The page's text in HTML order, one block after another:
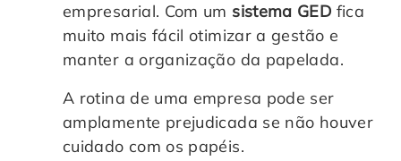
Gestão do Departamento Pessoal
Controle e Organização de Documentos Físicos
Guarda de Documentos
empresarial. Com um sistema GED fica
muito mais fácil otimizar a gestão e
manter a organização da papelada.
A rotina de uma empresa pode ser
amplamente prejudicada se não houver
cuidado com os papéis.